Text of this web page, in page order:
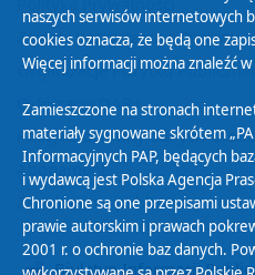
Zasady korzystania z Serwisu
Organizacje Pożytku
Cyfryzacja DAB+
Polityka ochrony danych
Abonament
Zamówienia publiczne
Biuletyn Informacji
naszych serwisów internetowych
cookies oznacza, że będą one
Więcej informacji można znaleźć w
Zamieszczone na stronach
materiały sygnowane skrótem
Informacyjnych PAP, będących
i wydawcą jest Polska Agencja
Chronione są one przepisami
prawie autorskim i prawach
2001 r. o ochronie baz danych.